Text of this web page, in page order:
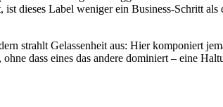
dieses Label weniger ein Business-Schritt
strahlt Gelassenheit aus: Hier komponiert
dass eines das andere dominiert – eine